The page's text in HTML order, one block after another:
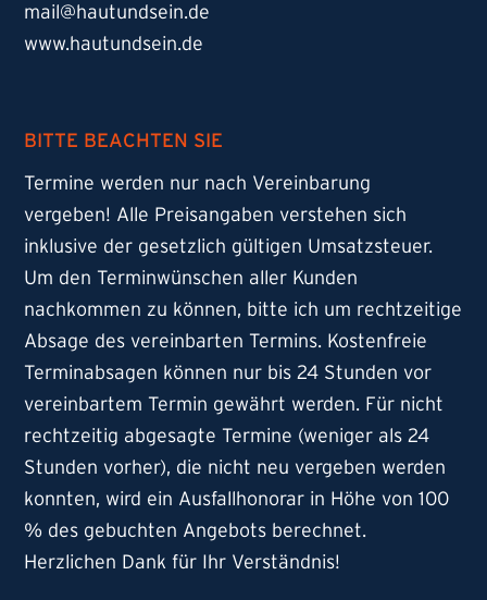
mail@hautundsein.de
www.hautundsein.de
BITTE BEACHTEN SIE
Termine werden nur nach Vereinbarung
vergeben! Alle Preisangaben verstehen sich
inklusive der gesetzlich gültigen Umsatzsteuer.
Um den Terminwünschen aller Kunden
nachkommen zu können, bitte ich um rechtzeitige
Absage des vereinbarten Termins. Kostenfreie
Terminabsagen können nur bis 24 Stunden vor
vereinbartem Termin gewährt werden. Für nicht
rechtzeitig abgesagte Termine (weniger als 24
Stunden vorher), die nicht neu vergeben werden
konnten, wird ein Ausfallhonorar in Höhe von 100
% des gebuchten Angebots berechnet.
Herzlichen Dank für Ihr Verständnis!